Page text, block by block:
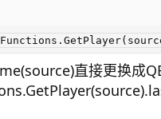
直接更换成